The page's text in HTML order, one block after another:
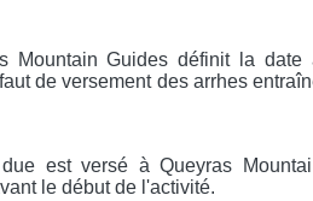
Mountain Guides définit la date
de versement des arrhes
est versé à Queyras
le début de l'activité.